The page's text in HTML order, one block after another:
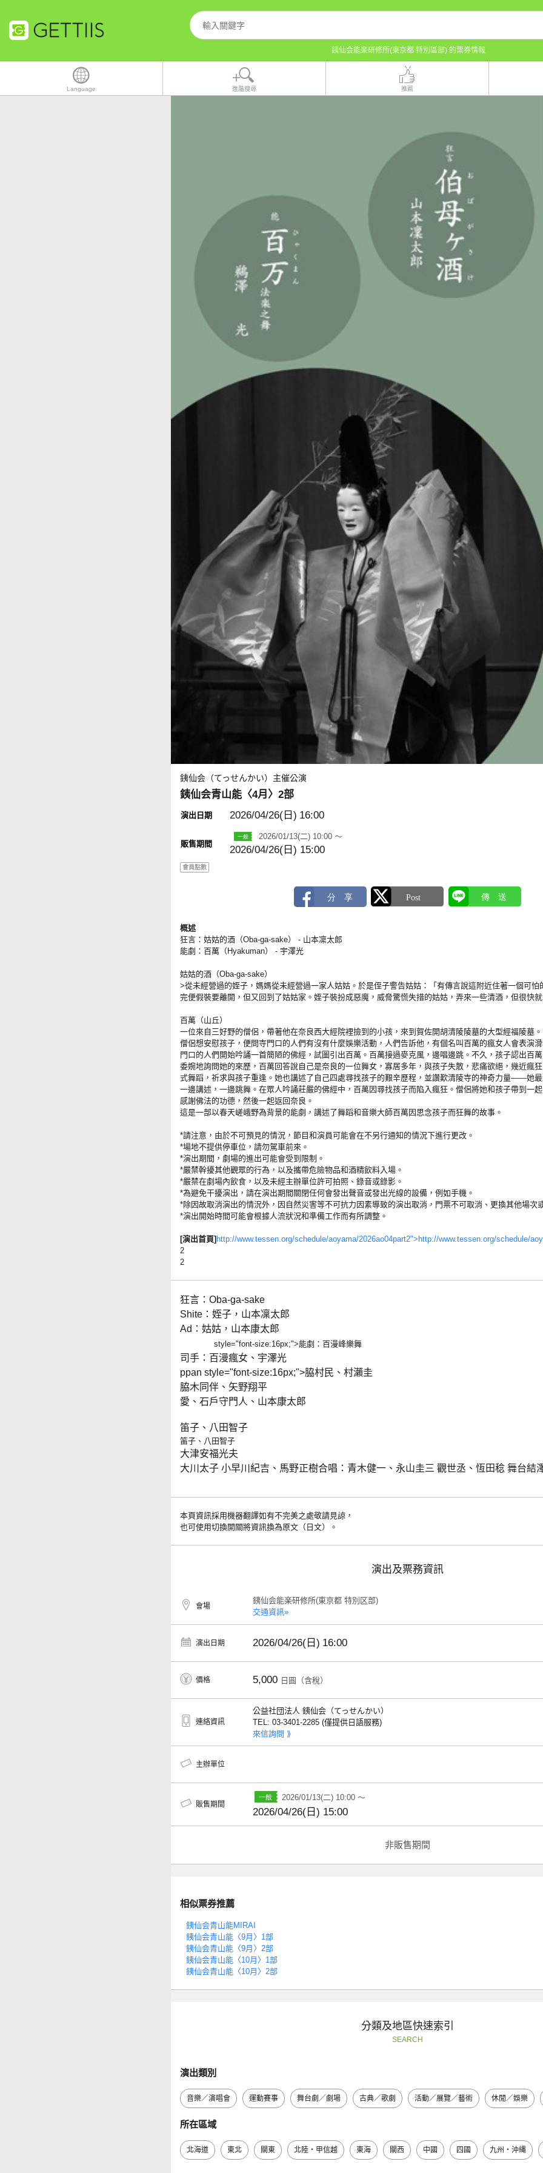
銕仙会能楽研修所(東京都 特別區部) 的票券情報
Language 進階搜尋 推薦
銕仙会（てっせんかい）主催公演
銕仙会青山能〈4月〉2部
演出日期 2026/04/26(日) 16:00
販售期間
2026/01/13(二) 10:00 ～
2026/04/26(日) 15:00
會員點數
概述
狂言：姑姑的酒（Oba-ga-sake） - 山本凜太郎
能劇：百萬（Hyakuman） - 宇澤光
姑姑的酒（Oba-ga-sake）
>從未經營過的姪子，媽媽從未經營過一家人姑姑。於是侄子警告姑姑：「有傳言說這附近住著一個可怕
完便假裝要離開，但又回到了姑姑家。姪子裝扮成惡魔，威脅驚慌失措的姑姑，弄來一些清酒，但很快
百萬（山丘）
一位來自三好野的僧侶，帶著他在奈良西大經院裡撿到的小孩，來到賀佐開胡清陵陵墓的大型經福陵墓。
僧侶想安慰孩子，便問寺門口的人們有沒有什麼娛樂活動，人們告訴他，有個名叫百萬的瘋女人會表演
門口的人們開始吟誦一首簡陋的佛經，試圖引出百萬。百萬接過麥克風，邊唱邊跳。不久，孩子認出百
委婉地詢問她的來歷，百萬回答說自己是奈良的一位舞女，寡居多年，與孩子失散，悲痛欲絕，幾近瘋
式舞蹈，祈求與孩子重逢。她也講述了自己四處尋找孩子的艱辛歷程，並讚歎清陵寺的神奇力量——她
一邊講述，一邊跳舞。在眾人吟誦莊嚴的佛經中，百萬因尋找孩子而陷入瘋狂。僧侶將她和孩子帶到一
感謝佛法的功德，然後一起返回奈良。
這是一部以春天嵯峨野為背景的能劇，講述了舞蹈和音樂大師百萬因思念孩子而狂舞的故事。
*請注意，由於不可預見的情況，節目和演員可能會在不另行通知的情況下進行更改。
*場地不提供停車位，請勿駕車前來。
*演出期間，劇場的進出可能會受到限制。
*嚴禁幹擾其他觀眾的行為，以及攜帶危險物品和酒精飲料入場。
*嚴禁在劇場內飲食，以及未經主辦單位許可拍照、錄音或錄影。
*為避免干擾演出，請在演出期間關閉任何會發出聲音或發出光線的設備，例如手機。
*除因故取消演出的情況外，因自然災害等不可抗力因素導致的演出取消，門票不可取消、更換其他場次
*演出開始時間可能會根據人流狀況和準備工作而有所調整。
[演出首頁]http://www.tessen.org/schedule/aoyama/2026ao04part2">http://www.tessen.org/schedule/
2
2
狂言：Oba-ga-sake
Shite：姪子，山本凜太郎
Ad：姑姑，山本康太郎
style="font-size:16px;">能劇：百漫峰樂舞
司手：百漫瘋女、宇澤光
ppan style="font-size:16px;">脇村民、村瀨圭
脇木同伴、矢野翔平
愛、石戶守門人、山本康太郎
笛子、八田智子
笛子、八田智子
大津安福光夫
大川太子 小早川紀吉、馬野正樹合唱：青木健一、永山圭三 觀世丞、恆田稔 舞台結
本頁資訊採用機器翻譯如有不完美之處敬請見諒，
也可使用切換開關將資訊換為原文（日文）。
演出及票務資訊
會場
銕仙会能楽研修所(東京都 特別区部)
交通資訊»
演出日期 2026/04/26(日) 16:00
價格 5,000 日圓（含稅）
連絡資訊
公益社団法人 銕仙会（てっせんかい）
TEL: 03-3401-2285 (僅提供日語服務)
來信詢問 ⟫
主辦單位
販售期間
2026/01/13(二) 10:00 ～
2026/04/26(日) 15:00
非販售期間
相似票券推薦
銕仙会青山能MIRAI
銕仙会青山能〈9月〉1部
銕仙会青山能〈9月〉2部
銕仙会青山能〈10月〉1部
銕仙会青山能〈10月〉2部
分類及地區快速索引
SEARCH
演出類別
音樂／演唱會 運動賽事 舞台劇／劇場 古典／歌劇 活動／展覽／藝術 休閒／娛樂
所在區域
北海道 東北 關東 北陸・甲信越 東海 關西 中國 四國 九州・沖縄